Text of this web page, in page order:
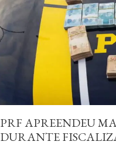
PRF APREENDEU
DURANTE